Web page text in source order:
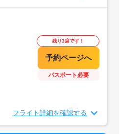
残り3席です！
パスポート必要
フライト詳細を確認する